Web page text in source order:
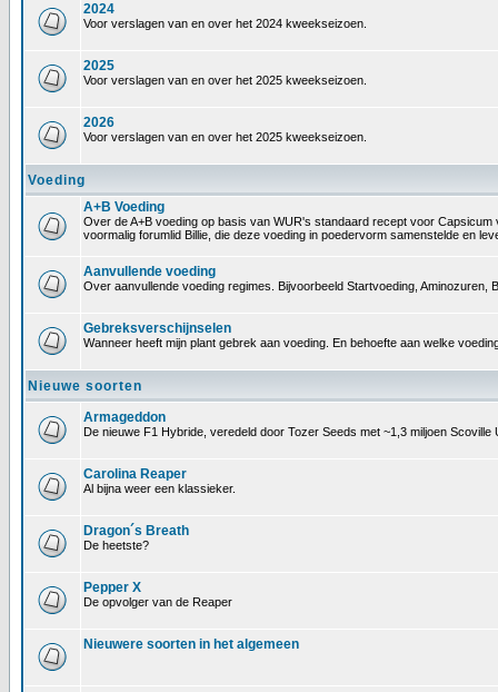
2024
Voor verslagen van en over het 2024 kweekseizoen.
2025
Voor verslagen van en over het 2025 kweekseizoen.
2026
Voor verslagen van en over het 2025 kweekseizoen.
Voeding
A+B Voeding
Over de A+B voeding op basis van WUR's standaard recept voor
voormalig forumlid Billie, die deze voeding in poedervorm samenstelde en
Aanvullende voeding
Over aanvullende voeding regimes. Bijvoorbeeld Startvoeding, Aminozuren,
Gebreksverschijnselen
Wanneer heeft mijn plant gebrek aan voeding. En behoefte aan welke
Nieuwe soorten
Armageddon
De nieuwe F1 Hybride, veredeld door Tozer Seeds met ~1,3 miljoen Scoville
Carolina Reaper
Al bijna weer een klassieker.
Dragon´s Breath
De heetste?
Pepper X
De opvolger van de Reaper
Nieuwere soorten in het algemeen